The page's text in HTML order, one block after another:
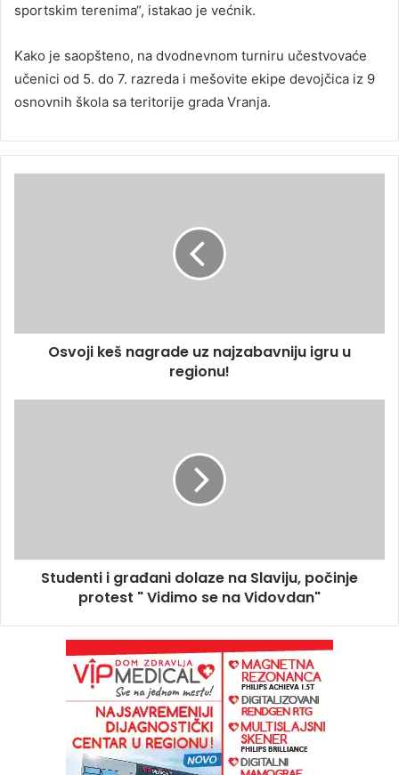
sportskim terenima“, istakao je većnik.
Kako je saopšteno, na dvodnevnom turniru učestvovaće
učenici od 5. do 7. razreda i mešovite ekipe devojčica iz 9
osnovnih škola sa teritorije grada Vranja.
Osvoji keš nagrade uz najzabavniju igru u
regionu!
Studenti i građani dolaze na Slaviju, počinje
protest " Vidimo se na Vidovdan"